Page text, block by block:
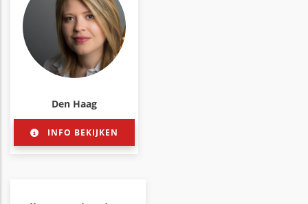
Den Haag
INFO BEKIJKEN